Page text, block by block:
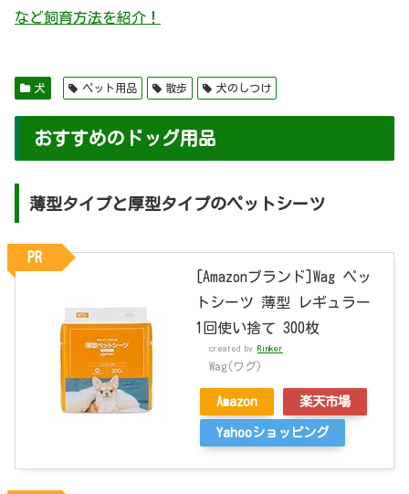
など飼育方法を紹介！
犬 ペット用品 散歩 犬のしつけ
おすすめのドッグ用品
薄型タイプと厚型タイプのペットシーツ
[Amazonブランド]Wag ペッ
トシーツ 薄型 レギュラー
1回使い捨て 300枚
created by Rinker
Wag(ワグ)
Amazon 楽天市場
Yahooショッピング
PR